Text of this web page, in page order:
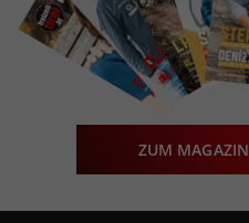
ZUM MAGAZIN